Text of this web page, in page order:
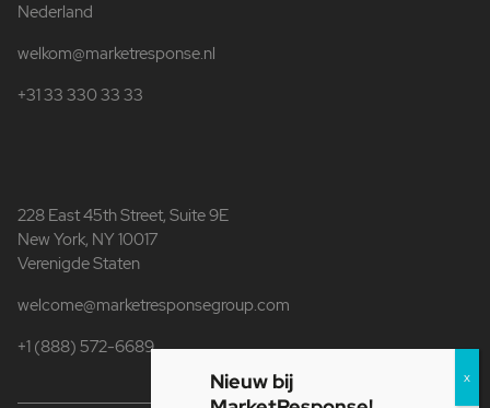
Nederland
welkom@marketresponse.nl
+31 33 330 33 33
228 East 45th Street, Suite 9E
New York, NY 10017
Verenigde Staten
welcome@marketresponsegroup.com
+1 (888) 572-6689
Nieuw bij